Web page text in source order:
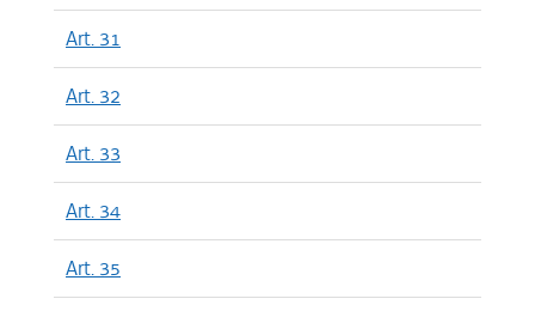
Art. 31
Art. 32
Art. 33
Art. 34
Art. 35